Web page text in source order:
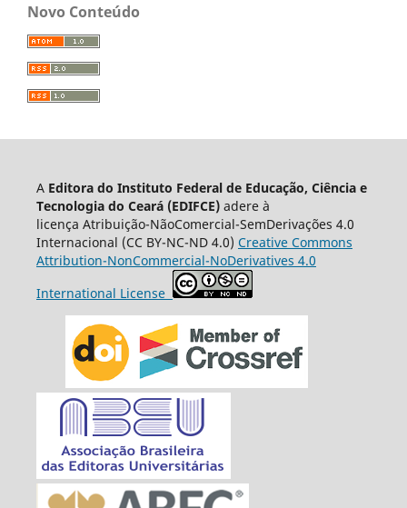
Novo Conteúdo
A Editora do Instituto Federal de Educação, Ciência e
Tecnologia do Ceará (EDIFCE)adere à
licença Atribuição-NãoComercial-SemDerivações 4.0
Internacional (CC BY-NC-ND 4.0) Creative Commons
Attribution-NonCommercial-NoDerivatives 4.0
International License